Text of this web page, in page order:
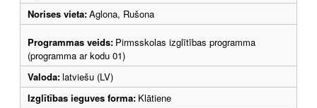
Norises vieta:Aglona, Rušona
Programmas veids: Pirmsskolas izglītības programma
(programma ar kodu 01)
Valoda:latviešu (LV)
Izglītības ieguves forma: Klātiene